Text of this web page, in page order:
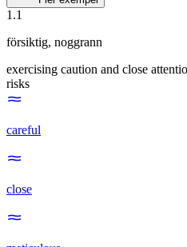
1 .1
försiktig, noggrann
exercising caution and close
risks
careful
close